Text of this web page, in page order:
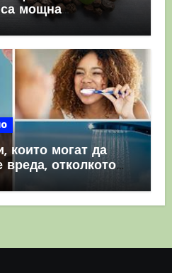
мощна
които могат да
вреда, отколкото